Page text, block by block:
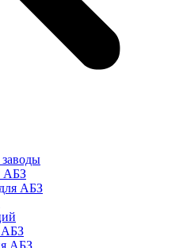
АБЗ
АБЗ
АБЗ
АБЗ